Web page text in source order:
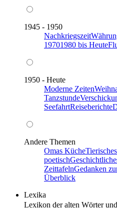
1945 - 1950
Nachkriegszeit
19701980 bis Heute
1950 - Heute
Moderne Zeiten
Tanzstunde
SeefahrtReiseberichte
Andere Themen
Omas KücheTierisches
poetisch
ZeittafelnGedanken
Überblick
Lexika
Lexikon der alten Wörter